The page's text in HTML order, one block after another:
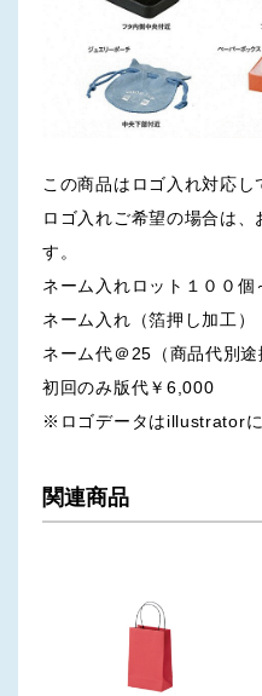
この商品はロゴ入れ対応し
ロゴ入れご希望の場合は
す。
ネーム入れロット１００個
ネーム入れ（箔押し加工）
ネーム代＠25（商品代別途
初回のみ版代￥6,000
※ロゴデータはillustratorに
関連商品